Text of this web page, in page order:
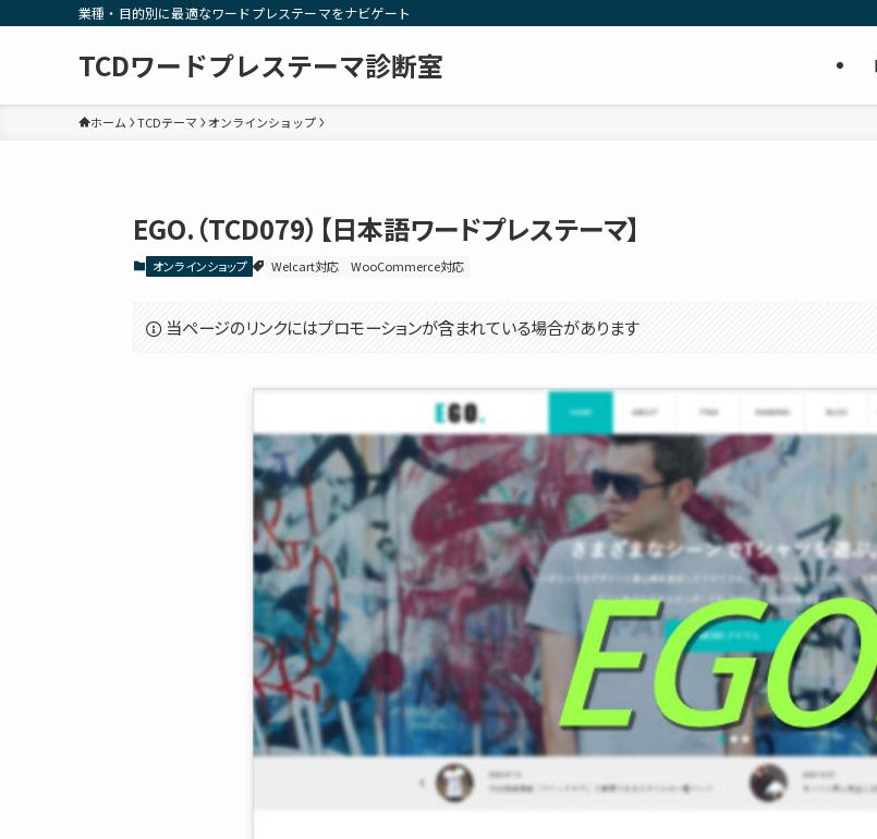
業種・目的別に最適なワードプレステーマをナビゲート
TCDワードプレステーマ診断室
ホーム TCDテーマ オンラインショップ
EGO.（TCD079）【日本語ワードプレステーマ】
オンラインショップ Welcart対応 WooCommerce対応
当ページのリンクにはプロモーションが含まれている場合があります